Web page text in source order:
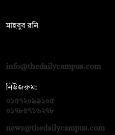
মাহবুব রনি
info@thedailycampus.com
নিউজরুম:
০১৫৭২০৯৯১০৫
০১৭৮৫৭১৬২৭৮
news@thedailycampus.com